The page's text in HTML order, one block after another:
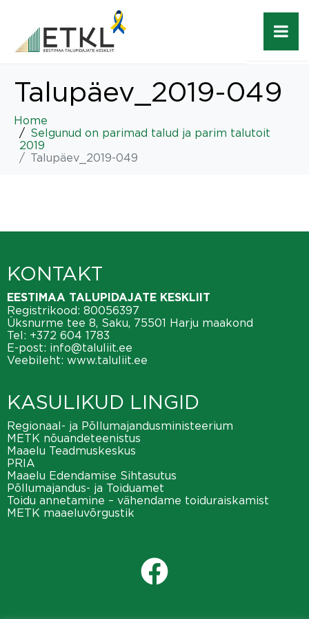
Talupäev_2019-049
Home
Selgunud on parimad talud ja parim talutoit
2019
Talupäev_2019-049
KONTAKT
EESTIMAA TALUPIDAJATE KESKLIIT
Registrikood: 80056397
Üksnurme tee 8, Saku, 75501 Harju maakond
Tel: +372 604 1783
E-post: info@taluliit.ee
Veebileht: www.taluliit.ee
KASULIKUD LINGID
Regionaal- ja Põllumajandusministeerium
METK nõuandeteenistus
Maaelu Teadmuskeskus
PRIA
Maaelu Edendamise Sihtasutus
Põllumajandus- ja Toiduamet
Toidu annetamine – vähendame toiduraiskamist
METK maaeluvõrgustik